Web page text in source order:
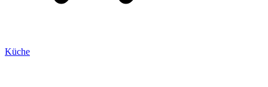
Küche